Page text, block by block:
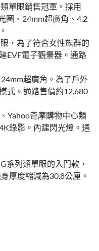
單眼銷售冠軍。採用
圈、24mm超廣角、4.2
，為了符合女性族群的
EVF電子觀景器。通路
超廣角。為了戶外
式。通路售價約12,680
Yahoo奇摩購物中心類
錄影。內建閃光燈。通
系列類單眼的入門款，
厚度縮減為30.8公厘。